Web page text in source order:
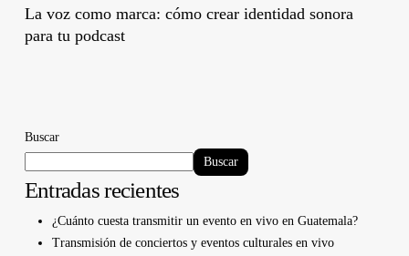
La voz como marca: cómo crear identidad sonora
para tu podcast
Buscar
Buscar
Entradas recientes
¿Cuánto cuesta transmitir un evento en vivo en Guatemala?
Transmisión de conciertos y eventos culturales en vivo